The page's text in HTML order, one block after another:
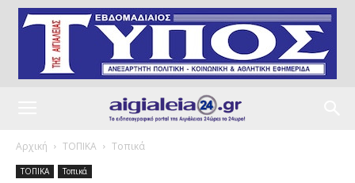
Αρχική ΤΟΠΙΚΑ Τοπικά
ΤΟΠΙΚΑ Τοπικά